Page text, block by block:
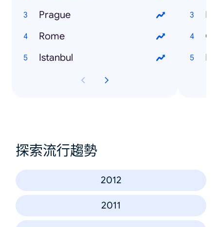
Prague
Rome
Istanbul
探索流行趨勢
2012
2011